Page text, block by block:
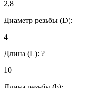
2,8
Диаметр резьбы (D):
4
Длина (L): ?
10